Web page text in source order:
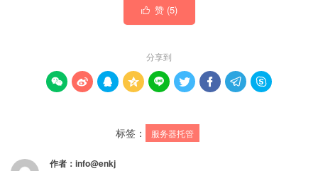
 赞 (5)
分享到
        
标签： 服务器托管
作者： info@enkj